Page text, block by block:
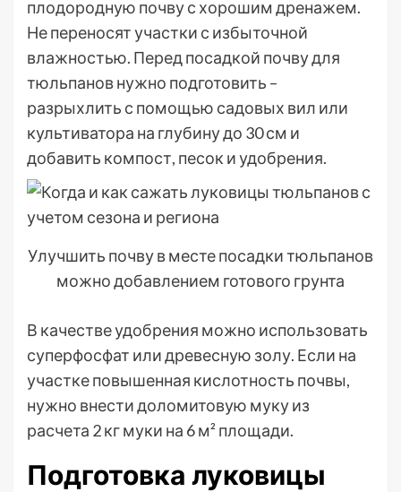
плодородную почву с хорошим дренажем.
Не переносят участки с избыточной
влажностью. Перед посадкой почву для
тюльпанов нужно подготовить –
разрыхлить с помощью садовых вил или
культиватора на глубину до 30 см и
добавить компост, песок и удобрения.
Улучшить почву в месте посадки тюльпанов
можно добавлением готового грунта
В качестве удобрения можно использовать
суперфосфат или древесную золу. Если на
участке повышенная кислотность почвы,
нужно внести доломитовую муку из
расчета 2 кг муки на 6 м² площади.
Подготовка луковицы